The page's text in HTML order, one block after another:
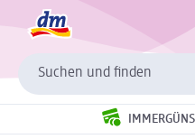
Suchen und finden